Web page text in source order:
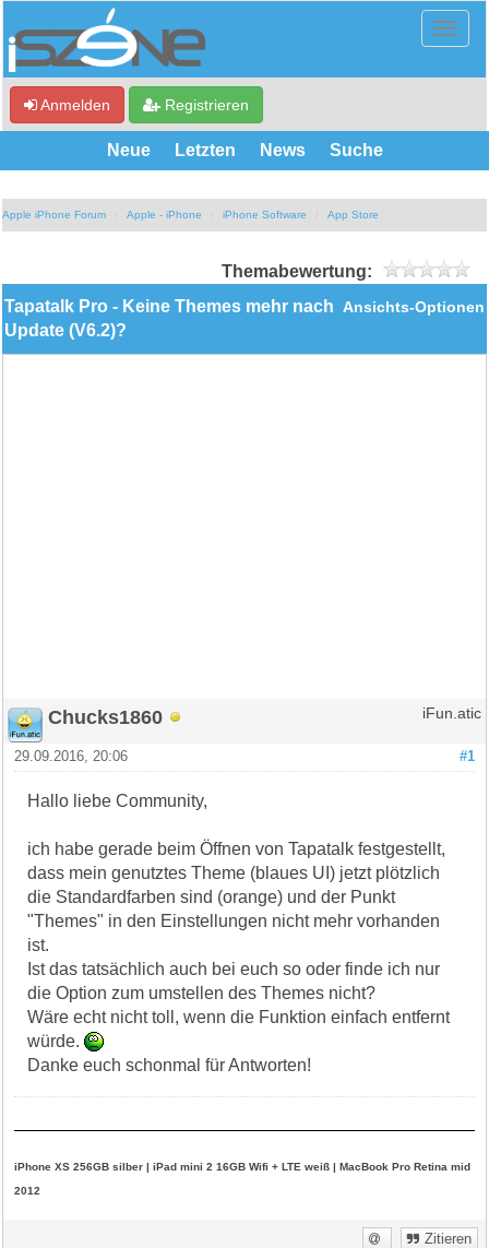
Anmelden Registrieren
Neue Letzten News Suche
Apple iPhone Forum Apple - iPhone iPhone Software App Store
Themabewertung:
Ansichts-Optionen
Tapatalk Pro - Keine Themes mehr nach
Update (V6.2)?
Chucks1860 iFun.atic
#1
29.09.2016, 20:06
Hallo liebe Community,
ich habe gerade beim Öffnen von Tapatalk festgestellt,
dass mein genutztes Theme (blaues UI) jetzt plötzlich
die Standardfarben sind (orange) und der Punkt
"Themes" in den Einstellungen nicht mehr vorhanden
ist.
Ist das tatsächlich auch bei euch so oder finde ich nur
die Option zum umstellen des Themes nicht?
Wäre echt nicht toll, wenn die Funktion einfach entfernt
würde.
Danke euch schonmal für Antworten!
iPhone XS 256GB silber | iPad mini 2 16GB Wifi + LTE weiß | MacBook Pro Retina mid
2012
Zitieren